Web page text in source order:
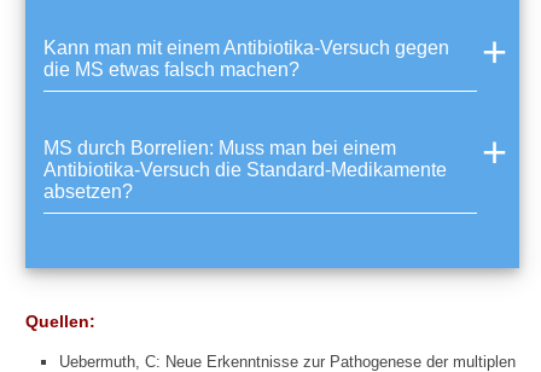
Kann man mit einem Antibiotika-Versuch gegen
die MS etwas falsch machen?
MS durch Borrelien: Muss man bei einem
Antibiotika-Versuch die Standard-Medikamente
absetzen?
Quellen:
Uebermuth, C: Neue Erkenntnisse zur Pathogenese der multiplen
m
,
d
P
e